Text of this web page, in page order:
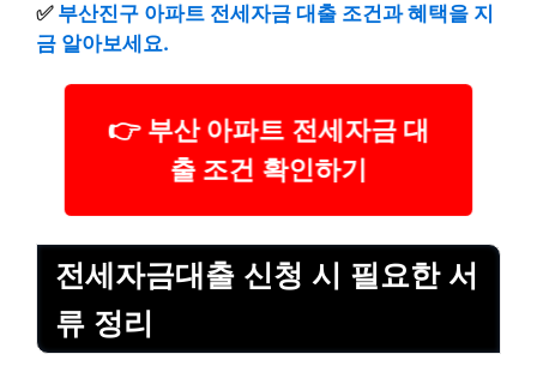
✅ 부산진구 아파트 전세자금 대출 조건과 혜택을 지
금 알아보세요.
👉 부산 아파트 전세자금 대
출 조건 확인하기
전세자금대출 신청 시 필요한 서
류 정리